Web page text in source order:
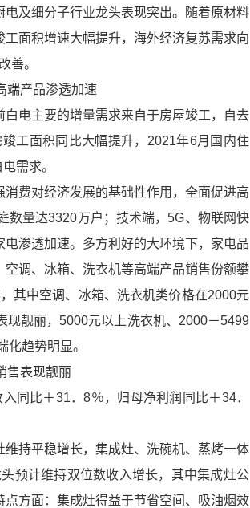
及细分子行业龙头表现突出。随着原材料
面积增速大幅提升，海外经济复苏需求向
善。
端产品渗透加速
电主要的增量需求来自于房屋竣工，自去
工面积同比大幅提升，2021年6月国内住
需求。
费对经济发展的基础性作用，全面促进高
数量达3320万户；技术端，5G、物联网快
渗透加速。多方利好的大环境下，家电品
调、冰箱、洗衣机等高端产品销售份额攀
其中空调、冰箱、洗衣机类价格在2000元
现靓丽，5000元以上洗衣机、2000－5499
趋势明显。
售表现靓丽
同比＋31．8％，归母净利润同比＋34．
持平稳增长，集成灶、洗碗机、蒸烤一体
预计维持双位数收入增长，其中集成灶公
方面：集成灶得益于节省空间、吸油烟效